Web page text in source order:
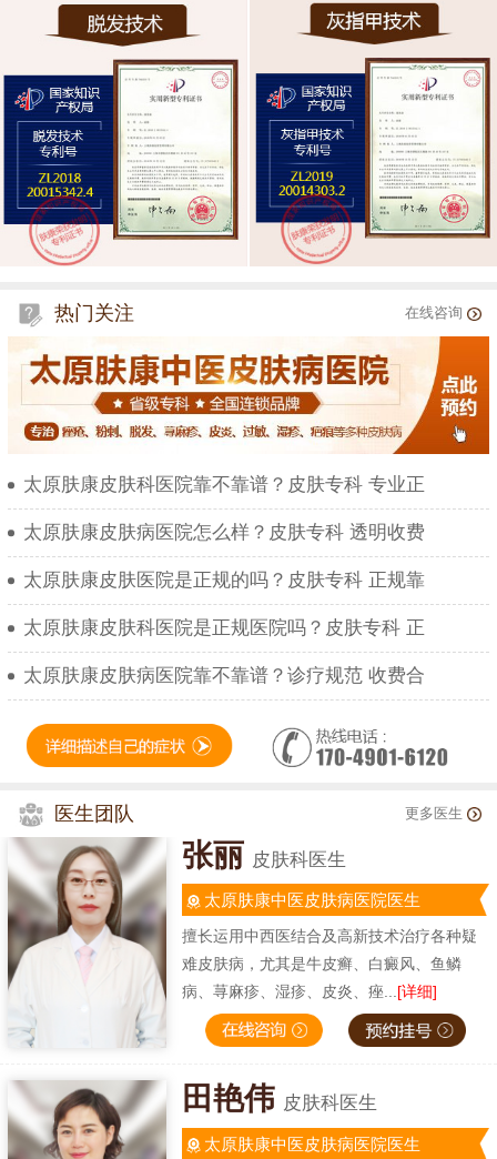
热门关注 在线咨询
太原肤康皮肤科医院靠不靠谱？皮肤专科 专业正
太原肤康皮肤病医院怎么样？皮肤专科 透明收费
太原肤康皮肤医院是正规的吗？皮肤专科 正规靠
太原肤康皮肤科医院是正规医院吗？皮肤专科 正
太原肤康皮肤病医院靠不靠谱？诊疗规范 收费合
医生团队 更多医生
张丽 皮肤科医生
太原肤康中医皮肤病医院医生
擅长运用中西医结合及高新技术治疗各种疑
难皮肤病，尤其是牛皮癣、白癜风、鱼鳞
病、荨麻疹、湿疹、皮炎、痤... [详细]
田艳伟 皮肤科医生
太原肤康中医皮肤病医院医生